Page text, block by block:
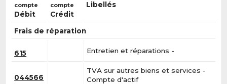
compte
Débit
compte
Crédit
Libellés
Frais de réparation
615 Entretien et réparations -
044566
TVA sur autres biens et services -
Compte d'actif